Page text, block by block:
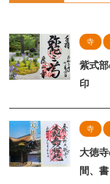
寺
紫式
印
寺
大徳
間、